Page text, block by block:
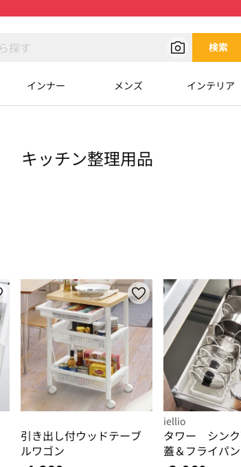
検索
インナー メンズ インテリア
キッチン整理用品
引き出し付ウッドテーブ
ルワゴン
iellio
タワー シン
蓋＆フライパ